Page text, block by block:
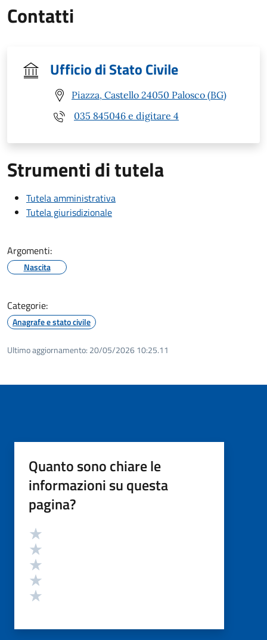
Contatti
Ufficio di Stato Civile
Piazza, Castello 24050 Palosco (BG)
035 845046 e digitare 4
Strumenti di tutela
Tutela amministrativa
Tutela giurisdizionale
Argomenti:
Nascita
Categorie:
Anagrafe e stato civile
Ultimo aggiornamento: 20/05/2026 10:25.11
Quanto sono chiare le
informazioni su questa
pagina?
Valutazione